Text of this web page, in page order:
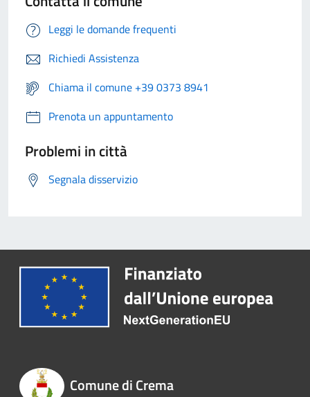
Leggi le domande frequenti
Richiedi Assistenza
Chiama il comune +39 0373 8941
Prenota un appuntamento
Problemi in città
Segnala disservizio
Comune di Crema